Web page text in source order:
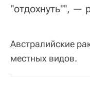
"отдохнуть"", —
Австралийские
местных видов.